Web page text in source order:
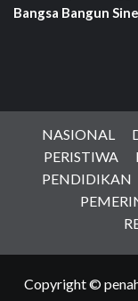
Bangsa Bangun
NASIONAL
PERISTIWA
PENDIDIKAN
Copyright ©